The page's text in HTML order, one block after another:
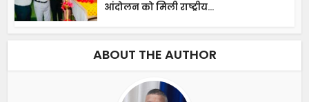
आंदोलन को मिली राष्ट्रीय...
ABOUT THE AUTHOR